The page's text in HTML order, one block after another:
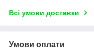
Всі умови доставки
Умови оплати